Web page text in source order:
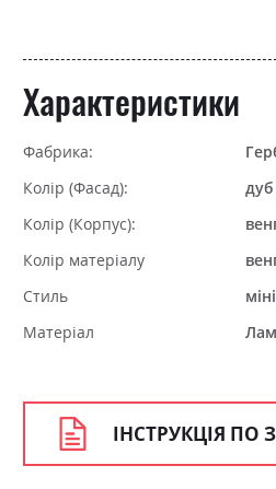
Характеристики
Фабрика:
Колір (Фасад):
Колір (Корпус):
Колір матеріалу
Стиль
Матеріал
ІНСТРУКЦІЯ ПО